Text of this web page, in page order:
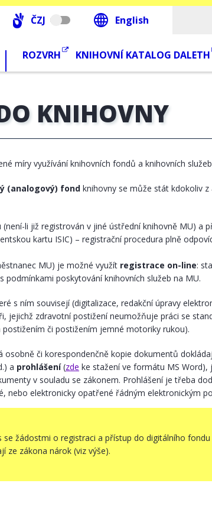
ČZJ English
ROZVRH KNIHOVNÍ KATALOG DALETH
KNIHOVNY
míry využívání knihovních fondů a knihovních
(analogový) fondknihovny se může stát kdokoliv z
li již registrován v jiné ústřední knihovně MU) a
kartu ISIC) – registrační procedura plně
MU) je možné využít registrace on-line:
podmínkami poskytování knihovních služeb na MU.
s ním souvisejí (digitalizace, redakční úpravy
jejichž zdravotní postižení neumožňuje práci se
či postižením jemné motoriky rukou).
osobně či korespondenčně kopie dokumentů
a prohlášení(zde ke stažení ve formátu MS Word),
v souladu se zákonem. Prohlášení je třeba
nebo elektronicky opatřené řádným elektronickým
se žádostmi o registraci a přístup do digitálního
ze zákona nárok (viz výše).